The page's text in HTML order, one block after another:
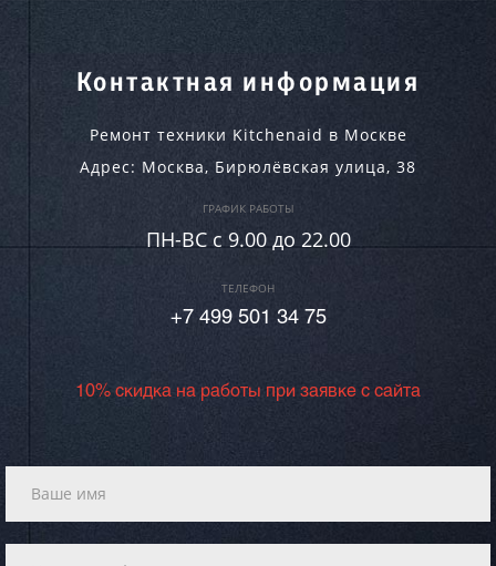
Контактная информация
Ремонт техники Kitchenaid в Москве
Адрес: Москва, Бирюлёвская улица, 38
ГРАФИК РАБОТЫ
ПН-ВC c 9.00 до 22.00
ТЕЛЕФОН
+7 499 501 34 75
10% скидка на работы при заявке с сайта